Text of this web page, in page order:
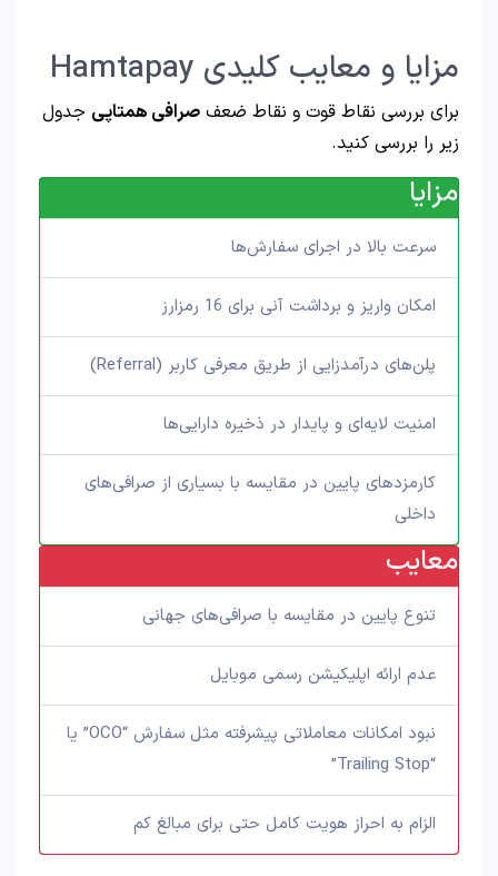
مزایا و معایب کلیدی Hamtapay
برای بررسی نقاط قوت و نقاط ضعف صرافی همتاپی جدول
زیر را بررسی کنید.
مزایا
سرعت بالا در اجرای سفارش‌ها
امکان واریز و برداشت آنی برای 16 رمزارز
پلن‌های درآمدزایی از طریق معرفی کاربر (Referral)
امنیت لایه‌ای و پایدار در ذخیره دارایی‌ها
کارمزدهای پایین در مقایسه با بسیاری از صرافی‌های
داخلی
معایب
تنوع پایین در مقایسه با صرافی‌های جهانی
عدم ارائه اپلیکیشن رسمی موبایل
نبود امکانات معاملاتی پیشرفته مثل سفارش “OCO” یا
“Trailing Stop”
الزام به احراز هویت کامل حتی برای مبالغ کم